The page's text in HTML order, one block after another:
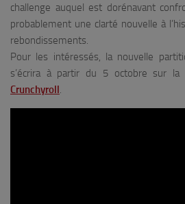
challenge auquel est dorénavant
probablement une clarté nouvelle à
rebondissements.
Pour les intéressés, la nouvelle
s’écrira à partir du 5 octobre sur la
Crunchyroll.